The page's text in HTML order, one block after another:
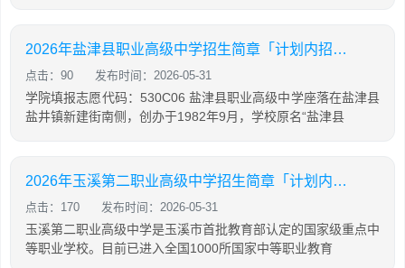
2026年盐津县职业高级中学招生简章「计划内招生」
点击：90 发布时间：2026-05-31
学院填报志愿代码：530C06 盐津县职业高级中学座落在盐津县
盐井镇新建街南侧，创办于1982年9月，学校原名“盐津县
2026年玉溪第二职业高级中学招生简章「计划内招生」
点击：170 发布时间：2026-05-31
玉溪第二职业高级中学是玉溪市首批教育部认定的国家级重点中
等职业学校。目前已进入全国1000所国家中等职业教育